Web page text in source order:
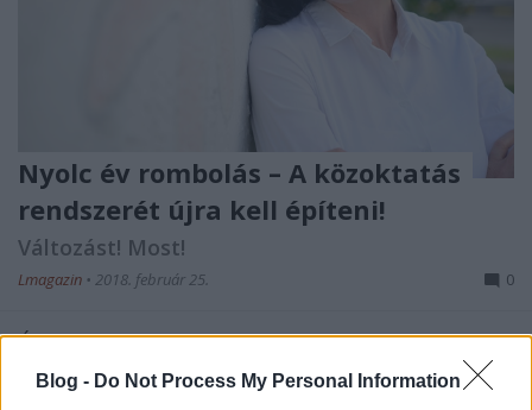
Blog - Do Not Process My Personal Information
Nyolc év rombolás – A közoktatás
rendszerét újra kell építeni!
Változást! Most!
Lmagazin • 2018. február 25. 0
Új oktatási törvényre van szükség, amely segít
visszaállítani a 18 éves tankötelezettségi korhatárt,
megállítja a funkcionális analfabétizmus arányának